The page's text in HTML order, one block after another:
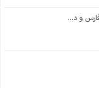
و د...